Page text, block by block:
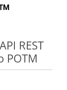
REST
POTM